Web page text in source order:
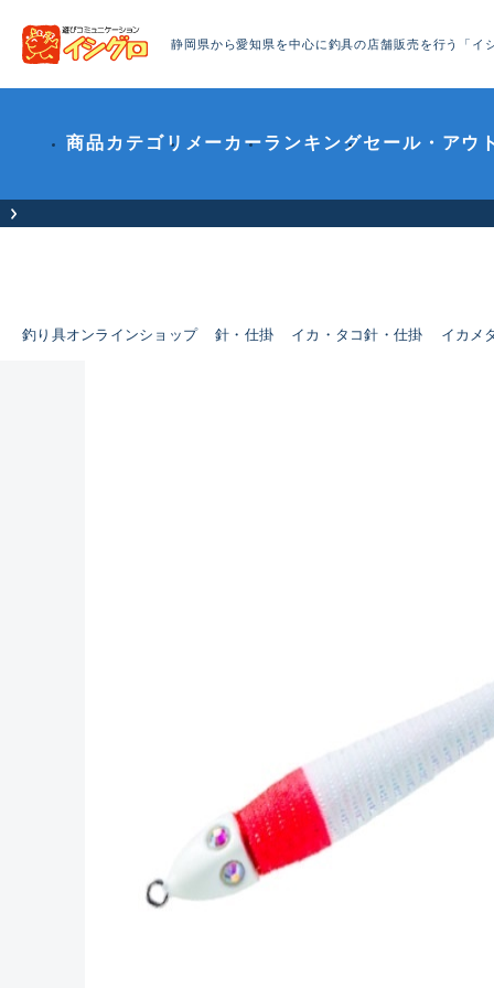
静岡県から愛知県を中心に釣具の店舗販売を行う「イ
商品カテゴリ メーカーランキングセール・アウ
釣り具オンラインショップ 針・仕掛 イカ・タコ針・仕掛 イカメ